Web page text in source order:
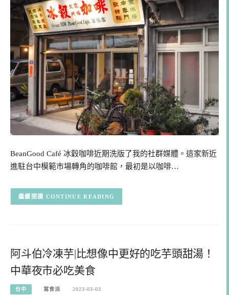
BeanGood Café 冰穀咖啡近期洗版了我的社群媒體。這家新近
進駐台中模範市場轉角的咖啡館，最初是以咖啡…
CONTINUE READING
阿斗伯冷凍芋|比想像中更好的吃芋頭甜湯！
中華夜市必吃美食
台中 寫食派 2023-03-03